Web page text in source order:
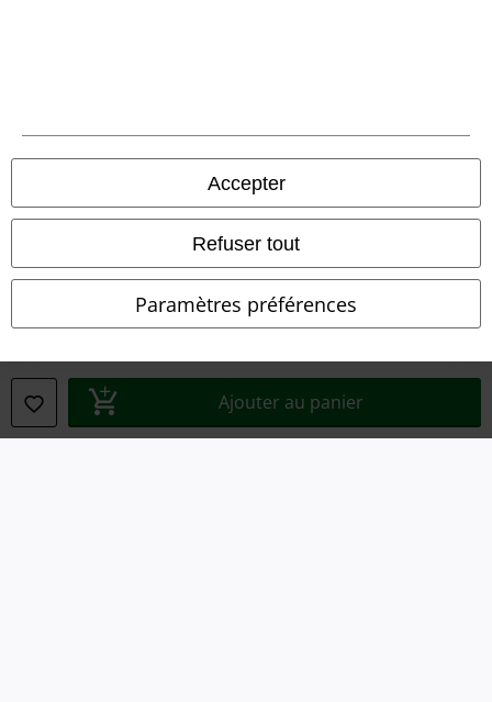
Accepter
Refuser tout
Paramètres préférences
Ajouter au panier
Clauses de confidentialité
Élimination des déchets et protection de l'environnement
Déclaration de Conformité
Informations sur l'accessibilité